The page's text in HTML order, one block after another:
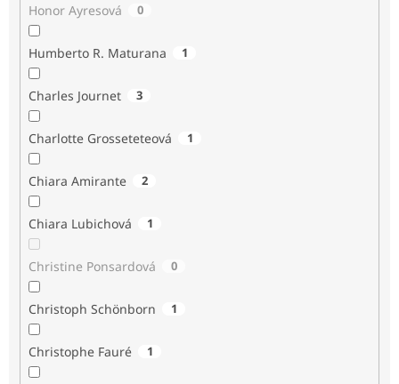
Honor Ayresová 0
Humberto R. Maturana 1
Charles Journet 3
Charlotte Grosseteteová 1
Chiara Amirante 2
Chiara Lubichová 1
Christine Ponsardová 0
Christoph Schönborn 1
Christophe Fauré 1